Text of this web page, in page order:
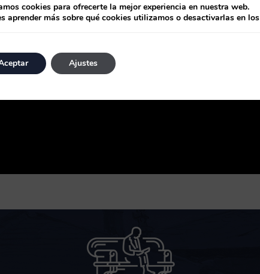
cookies para ofrecerte la mejor experiencia en nuestra web.
aprender más sobre qué cookies utilizamos o desactivarlas en los
Ajustes